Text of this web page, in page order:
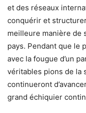
et des réseaux
conquérir et
meilleure manière de
pays. Pendant que le
avec la fougue d’un
véritables pions de la
continueront
grand échiquier